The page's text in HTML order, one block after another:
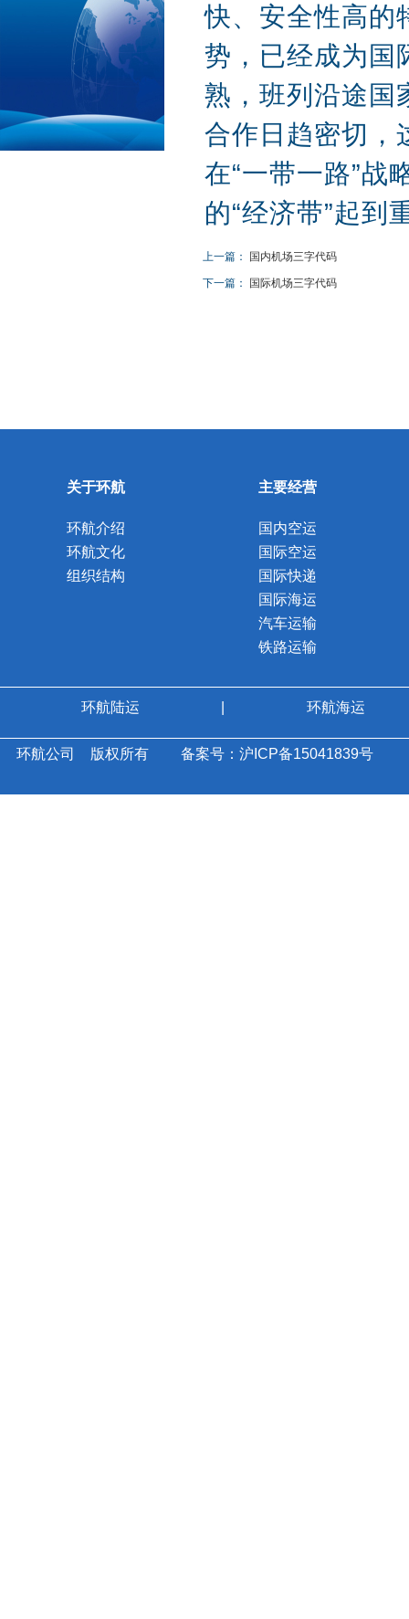
快、安全性高的
势，已经成为国
熟，班列沿途国
合作日趋密切，
在“一带一路”战
的“经济带”起到
上一篇： 国内机场三字代码
下一篇： 国际机场三字代码
关于环航 主要经营
环航介绍
环航文化
组织结构
国内空运
国际空运
国际快递
国际海运
汽车运输
铁路运输
环航陆运 环航海运
环航公司 版权所有 备案号：沪ICP备15041839号